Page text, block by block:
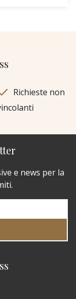
Richieste non
e news per la